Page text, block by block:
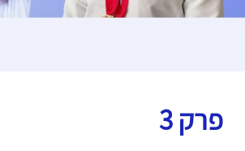
פרק 3